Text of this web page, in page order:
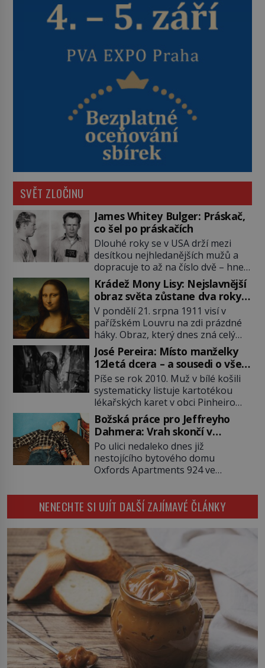
SVĚT ZLOČINU
James Whitey Bulger: Práskač,
co šel po práskačích
Dlouhé roky se v USA drží mezi
desítkou nejhledanějších mužů a
dopracuje to až na číslo dvě – hned
po Usámovi bin Ládinovi (1957–
2011). To je James „Whitey“ Bulger
(1929–2018) viněný ze spoluúčasti
na 19 vraždách, vydírání a lichvy. A
samozřejmě, krom toho je ještě
drogový dealer, který neváhá
odstranit z cesty všechny práskače,
zatímco […]
Krádež Mony Lisy: Nejslavnější
obraz světa zůstane dva roky
nezvěstný
V pondělí 21. srpna 1911 visí v
pařížském Louvru na zdi prázdné
háky. Obraz, který dnes zná celý
svět, je pryč. Zpočátku si nikdo
nemyslí, že jde o krádež.
Zaměstnanci jsou přesvědčeni, že
Mona Lisa je jen v restaurátorské
dílně nebo u fotografa. Když se
ukáže pravda, propukne jeden z
největších honů na zloděje v […]
José Pereira: Místo manželky
12letá dcera – a sousedi o všem
vědí!
Píše se rok 2010. Muž v bílé košili
systematicky listuje kartotékou
lékařských karet v obci Pinheiro
ležící asi 20 kilometrů od farmy s
podivínským majitelem. Něco tu
nesedí. Ledaže… Ledaže by ta
mladá dívka z farmy byla ne
manželkou, ale dcerou – a všechny
ty děti byly zplozené v incestu. Na
Božská práce pro Jeffreyho
Dahmera: Vrah skončí v
tratolišti krve ve vězeňských
umývárnách
Po ulici nedaleko dnes již
nestojícího bytového domu
Oxfords Apartments 924 ve
potácí zcela zmatený 14letý
Konerak Sinthasomphone. Když ho
zastaví policejní hlídka, ochable jí
nadiktuje adresu „jeho kamaráda“.
Strážníci ho dopraví zpět do
udaného bytu. Oním „kamarádem“
je ovšem jeden z nejslavnějších
vrahů, Jeffrey Dahmer (1960–1994).
Je 27. května 1991. […]
NENECHTE SI UJÍT DALŠÍ ZAJÍMAVÉ ČLÁNKY